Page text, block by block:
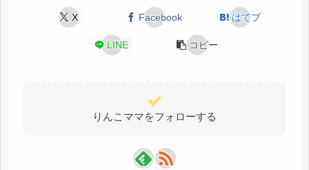
X Facebook はてブ
LINE コピー
りんこママをフォローする